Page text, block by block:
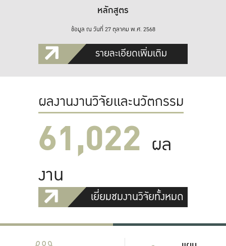
หลักสูตร
ข้อมูล ณ วันที่ 27 ตุลาคม พ.ศ. 2568
รายละเอียดเพิ่มเติม
ผลงานงานวิจัยและนวัตกรรม
61,022 ผล
งาน
เยี่ยมชมงานวิจัยทั้งหมด